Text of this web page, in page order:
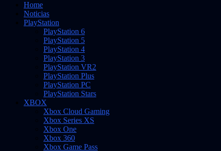
Home
Noticias
PlayStation
PlayStation 6
PlayStation 5
PlayStation 4
PlayStation 3
PlayStation VR2
PlayStation Plus
PlayStation PC
PlayStation Stars
XBOX
Xbox Cloud Gaming
Xbox Series XS
Xbox One
Xbox 360
Xbox Game Pass